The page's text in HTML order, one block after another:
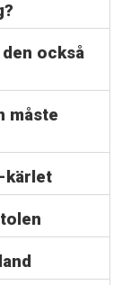
också
måste
kärlet